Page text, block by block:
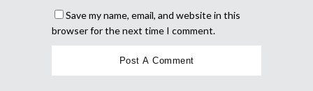
Save my name, email, and website in this
browser for the next time I comment.